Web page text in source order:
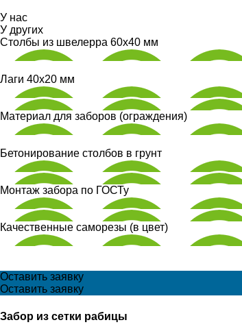
У нас
У других
Столбы из швелерра 60х40 мм
Лаги 40х20 мм
Материал для заборов (ограждения)
Бетонирование столбов в грунт
Монтаж забора по ГОСТу
Качественные саморезы (в цвет)
Оставить заявку
Оставить заявку
Забор из сетки рабицы